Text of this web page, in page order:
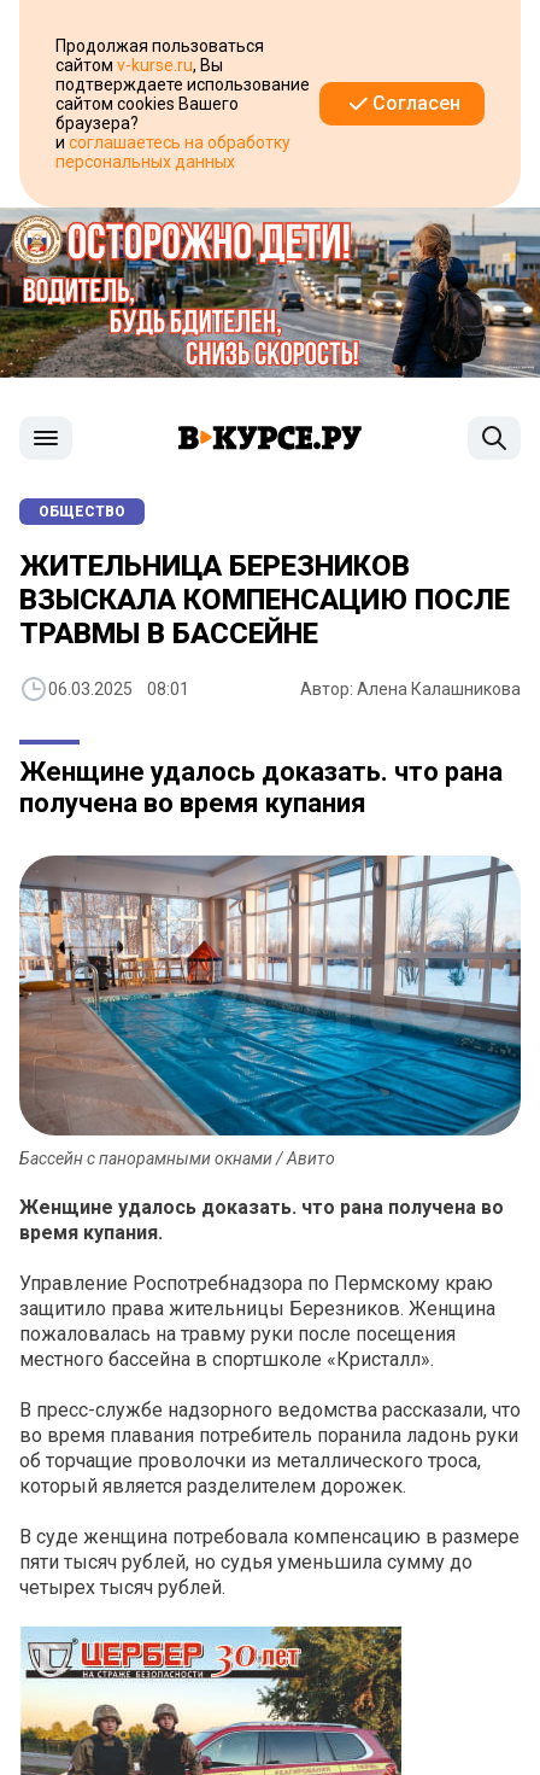
Продолжая пользоваться
сайтом v-kurse.ru, Вы
подтверждаете использование
сайтом cookies Вашего
браузера?
и соглашаетесь на обработку
персональных данных
Согласен
ОБЩЕСТВО
ЖИТЕЛЬНИЦА БЕРЕЗНИКОВ
ВЗЫСКАЛА КОМПЕНСАЦИЮ ПОСЛЕ
ТРАВМЫ В БАССЕЙНЕ
06.03.2025 08:01 Автор: Алена Калашникова
Женщине удалось доказать. что рана
получена во время купания
Бассейн с панорамными окнами / Авито
Женщине удалось доказать. что рана получена во
время купания.
Управление Роспотребнадзора по Пермскому краю
защитило права жительницы Березников. Женщина
пожаловалась на травму руки после посещения
местного бассейна в спортшколе «Кристалл».
В пресс-службе надзорного ведомства рассказали, что
во время плавания потребитель поранила ладонь руки
об торчащие проволочки из металлического троса,
который является разделителем дорожек.
В суде женщина потребовала компенсацию в размере
пяти тысяч рублей, но судья уменьшила сумму до
четырех тысяч рублей.